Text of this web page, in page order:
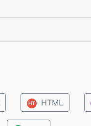
HT HTML